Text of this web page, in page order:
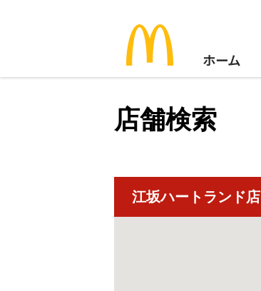
ホーム
店舗検索
江坂ハートランド店